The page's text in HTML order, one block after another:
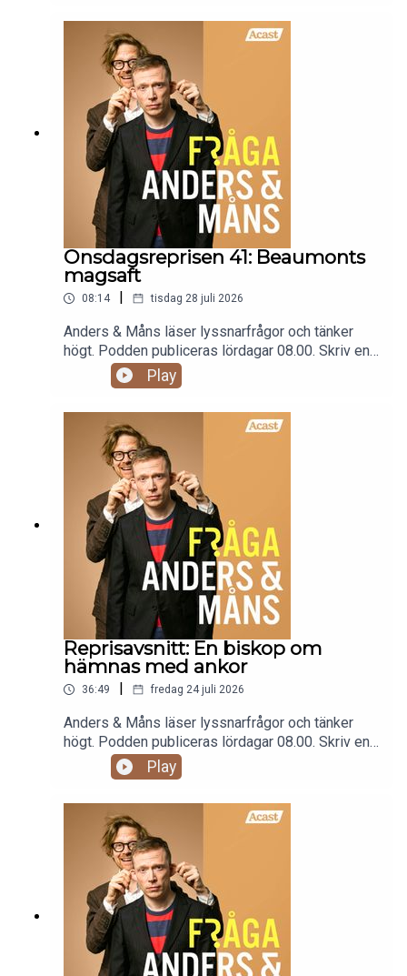
reklam: fragaandersochmans.supercast.com
Onsdagsreprisen 41: Beaumonts
magsaft
08:14 tisdag 28 juli 2026
Anders & Måns läser lyssnarfrågor och tänker
högt. Podden publiceras lördagar 08.00. Skriv en
fråga till programmet:
fraga@andersochmans.se Prenumerera och slipp
reklam: fragaandersochmans.supercast.com
Play
Reprisavsnitt: En biskop om
hämnas med ankor
36:49 fredag 24 juli 2026
Anders & Måns läser lyssnarfrågor och tänker
högt. Podden publiceras lördagar 08.00. Skriv en
fråga till programmet:
fraga@andersochmans.se Prenumerera och slipp
reklam: fragaandersochmans.supercast.comOBS!
Detta är en repris av avsnitt 187. Vi är snart
tillbaka med nya avsnitt.
Play